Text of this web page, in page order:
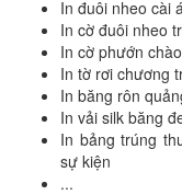
In đuôi nheo cài
In cờ đuôi nheo
In cờ phướn
In tờ rơi chương
In băng rôn
In vải silk băng
In bảng trúng
sự kiện
...